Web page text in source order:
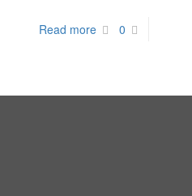
0
Read more